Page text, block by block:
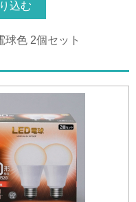
込む
球色 2個セット